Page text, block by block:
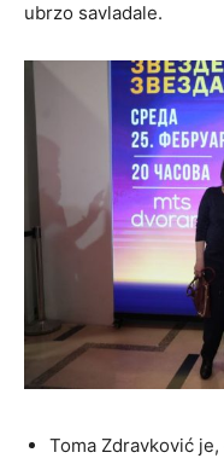
ubrzo savladale.
Toma Zdravković